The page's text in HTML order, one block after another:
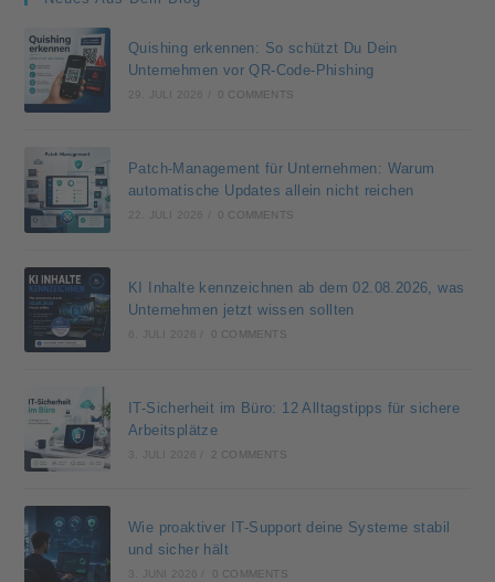
Quishing erkennen: So schützt Du Dein
Unternehmen vor QR-Code-Phishing
0 COMMENTS
Patch-Management für Unternehmen: Warum
automatische Updates allein nicht reichen
22. JULI 2026 0 COMMENTS
KI Inhalte kennzeichnen ab dem 02.08.2026, was
Unternehmen jetzt wissen sollten
6. JULI 2026 0 COMMENTS
IT-Sicherheit im Büro: 12 Alltagstipps für sichere
Arbeitsplätze
3. JULI 2026 2 COMMENTS
Wie proaktiver IT-Support deine Systeme stabil
und sicher hält
3. JUNI 2026 0 COMMENTS